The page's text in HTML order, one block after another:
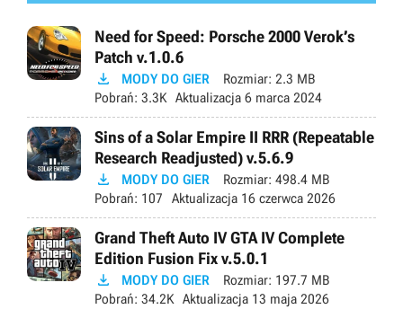
Need for Speed: Porsche 2000 Verok’s
Patch v.1.0.6
 MODY DO GIER Rozmiar: 2.3 MB
Pobrań: 3.3K Aktualizacja 6 marca 2024
Sins of a Solar Empire II RRR (Repeatable
Research Readjusted) v.5.6.9
 MODY DO GIER Rozmiar: 498.4 MB
Pobrań: 107 Aktualizacja 16 czerwca 2026
Grand Theft Auto IV GTA IV Complete
Edition Fusion Fix v.5.0.1
 MODY DO GIER Rozmiar: 197.7 MB
Pobrań: 34.2K Aktualizacja 13 maja 2026